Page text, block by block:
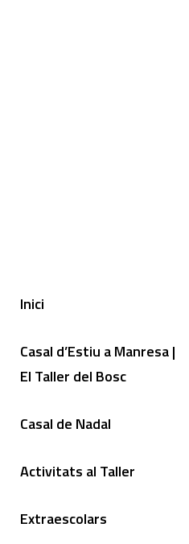
Inici
Casal d’Estiu a Manresa |
El Taller del Bosc
Casal de Nadal
Activitats al Taller
Extraescolars